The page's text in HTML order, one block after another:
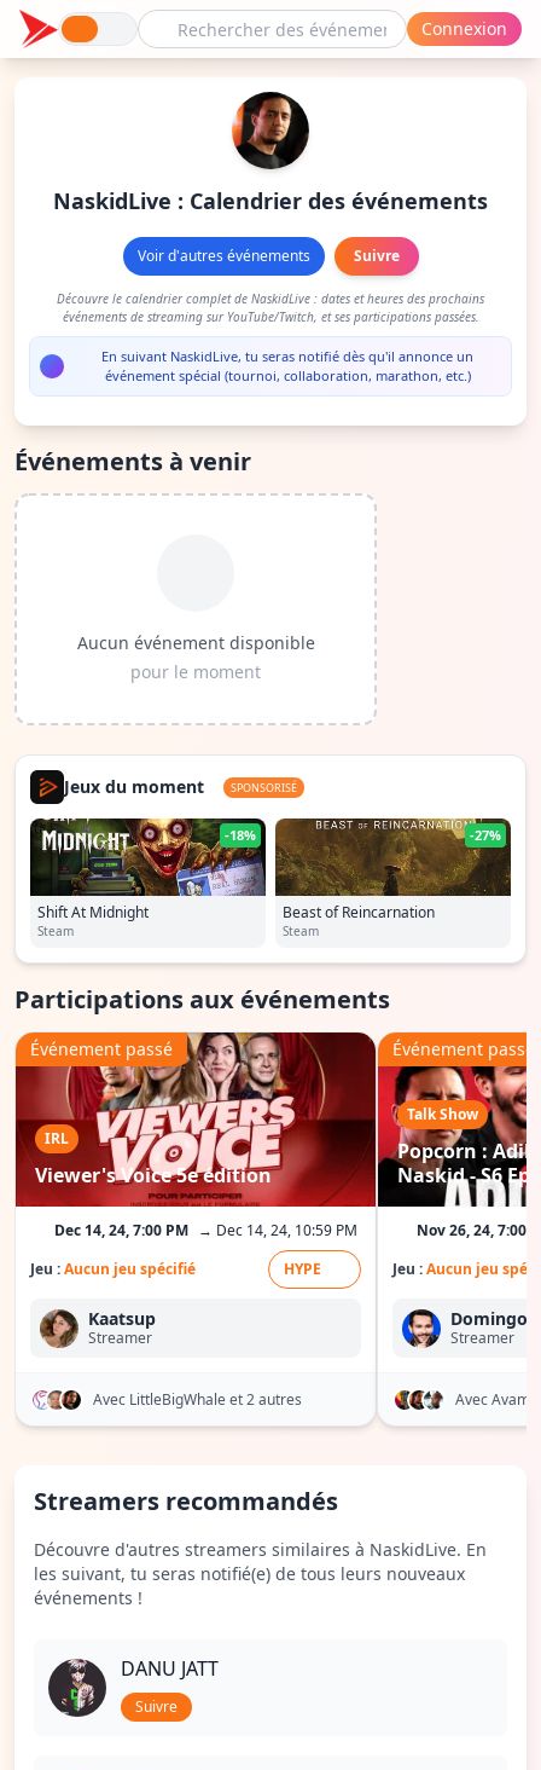
Connexion
NaskidLive : Calendrier des événements
Voir d'autres événements Suivre
Découvre le calendrier complet de NaskidLive : dates et heures des prochains
événements de streaming sur YouTube/Twitch, et ses participations passées.
En suivant NaskidLive, tu seras notifié dès qu'il annonce un
événement spécial (tournoi, collaboration, marathon, etc.)
Événements à venir
Aucun événement disponible
pour le moment
Jeux du moment SPONSORISÉ
-18%
Shift At Midnight
Steam
-27%
Beast of Reincarnation
Steam
Participations aux événements
IRL
Viewer's Voice 5e édition
Événement passé
Dec 14, 24, 7:00 PM → Dec 14, 24, 10:59 PM
Jeu :Aucun jeu spécifié HYPE
Kaatsup
Streamer
Avec LittleBigWhaleet 2 autres
Talk Show
Popcorn : Adil
Naskid - S6
Événement passé
Nov 26, 24, 7:00
Jeu :Aucun jeu
Domingo
Streamer
Avec
Streamers recommandés
Découvre d'autres streamers similaires à NaskidLive. En
les suivant, tu seras notifié(e) de tous leurs nouveaux
événements !
DANU JATT
Suivre